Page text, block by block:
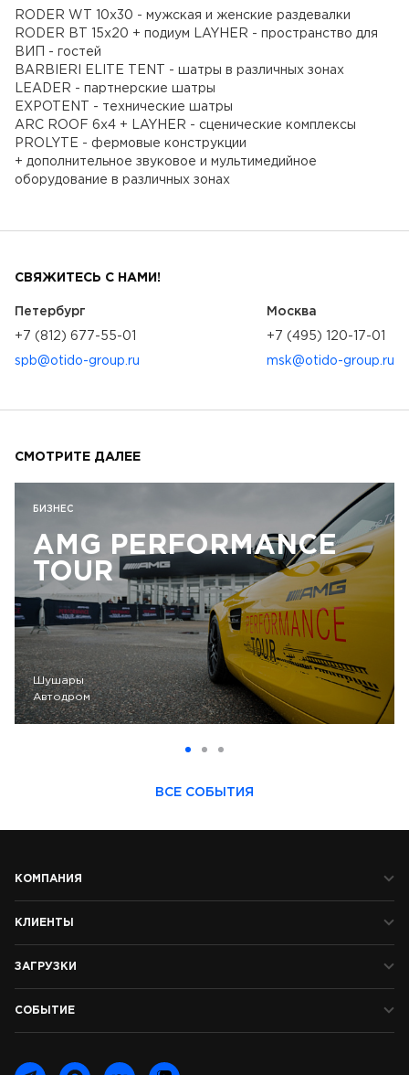
RODER WT 10x30 - мужская и женские раздевалки
RODER BT 15x20 + подиум LAYHER - пространство для
ВИП - гостей
BARBIERI ELITE TENT - шатры в различных зонах
LEADER - партнерские шатры
EXPOTENT - технические шатры
ARC ROOF 6x4 + LAYHER - cценические комплексы
PROLYTE - фермовые конструкции
+ дополнительное звуковое и мультимедийное
оборудование в различных зонаx
СВЯЖИТЕСЬ С НАМИ!
Петербург
+7 (812) 677-55-01
spb@otido-group.ru
Москва
+7 (495) 120-17-01
msk@otido-group.ru
СМОТРИТЕ ДАЛЕЕ
БИЗНЕС
AMG PERFORMANCE
TOUR
Шушары
Автодром
ВСЕ СОБЫТИЯ
КОМПАНИЯ
КЛИЕНТЫ
ЗАГРУЗКИ
СОБЫТИЕ